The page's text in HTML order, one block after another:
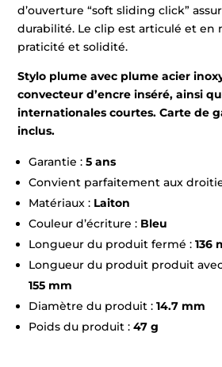
d’ouverture “soft sliding click”
durabilité. Le clip est articulé et en
praticité et solidité.
Stylo plume avec plume acier
convecteur d’encre inséré, ainsi
internationales courtes. Carte de
inclus.
Garantie :5 ans
Convient parfaitement aux
Matériaux : Laiton
Couleur d’écriture : Bleu
Longueur du produit fermé :136
Longueur du produit produit
155 mm
Diamètre du produit :14.7 mm
Poids du produit :47 g